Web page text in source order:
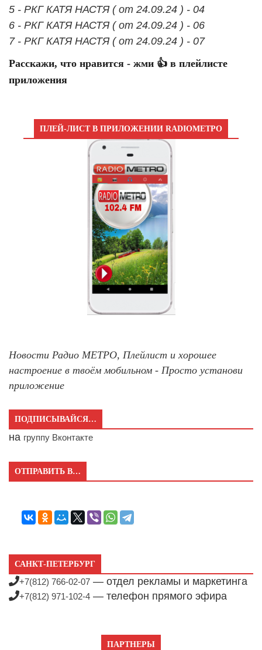
5 - РКГ КАТЯ НАСТЯ ( от 24.09.24 ) - 04
6 - РКГ КАТЯ НАСТЯ ( от 24.09.24 ) - 06
7 - РКГ КАТЯ НАСТЯ ( от 24.09.24 ) - 07
Расскажи, что нравится - жми 👍 в плейлисте
приложения
ПЛЕЙ-ЛИСТ В ПРИЛОЖЕНИИ RADIOМЕТРО
Новости Радио МЕТРО, Плейлист и хорошее
настроение в твоём мобильном - Просто установи
приложение
ПОДПИСЫВАЙСЯ…
на группу Вконтакте
ОТПРАВИТЬ В…
САНКТ-ПЕТЕРБУРГ
+7(812) 766-02-07 — отдел рекламы и маркетинга
+7(812) 971-102-4 — телефон прямого эфира
ПАРТНЕРЫ